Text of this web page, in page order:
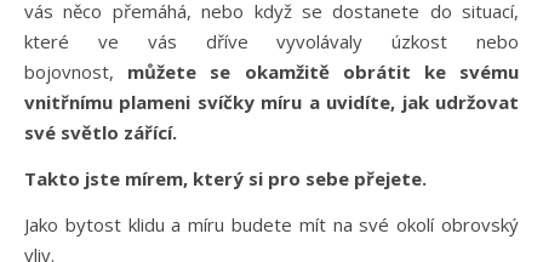
vás něco přemáhá, nebo když se dostanete do situací,
které ve vás dříve vyvolávaly úzkost nebo
bojovnost, můžete se okamžitě obrátit ke svému
vnitřnímu plameni svíčky míru a uvidíte, jak udržovat
své světlo zářící.
Takto jste mírem, který si pro sebe přejete.
Jako bytost klidu a míru budete mít na své okolí obrovský
vliv.